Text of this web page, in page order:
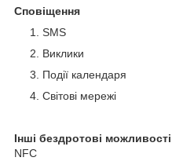
Сповіщення
SMS
Виклики
Події календаря
Світові мережі
Інші бездротові можливості
NFC